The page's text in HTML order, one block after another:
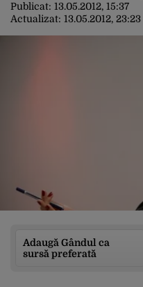
Publicat: 13.05.2012, 15:37
Actualizat: 13.05.2012, 23:23
Adaugă Gândul ca
sursă preferată